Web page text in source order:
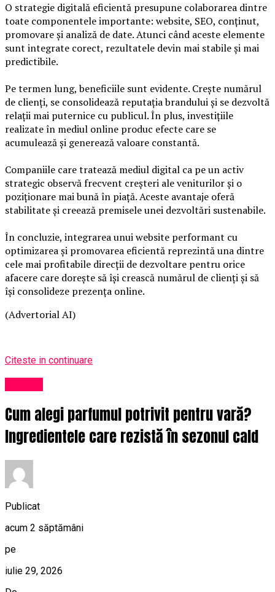
O strategie digitală eficientă presupune colaborarea dintre
toate componentele importante: website, SEO, conținut,
promovare și analiză de date. Atunci când aceste elemente
sunt integrate corect, rezultatele devin mai stabile și mai
predictibile.
Pe termen lung, beneficiile sunt evidente. Crește numărul
de clienți, se consolidează reputația brandului și se dezvoltă
relații mai puternice cu publicul. În plus, investițiile
realizate în mediul online produc efecte care se
acumulează și generează valoare constantă.
Companiile care tratează mediul digital ca pe un activ
strategic observă frecvent creșteri ale veniturilor și o
poziționare mai bună în piață. Aceste avantaje oferă
stabilitate și creează premisele unei dezvoltări sustenabile.
În concluzie, integrarea unui website performant cu
optimizarea și promovarea eficientă reprezintă una dintre
cele mai profitabile direcții de dezvoltare pentru orice
afacere care dorește să își crească numărul de clienți și să
își consolideze prezența online.
(Advertorial AI)
Citeste in continuare
Cum alegi parfumul potrivit pentru vară?
Ingredientele care rezistă în sezonul cald
Publicat
acum 2 săptămâni
pe
iulie 29, 2026